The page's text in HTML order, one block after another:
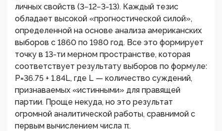
личных свойств (3−12−3-13). Каждый тезис
обладает высокой «прогностической силой»,
определенной на основе анализа американских
выборов с 1860 по 1980 год. Все это формирует
точку в 13-ти мерном пространстве, которая
соответствует результату выборов по формуле:
P=36.75 + 1.84L, где L — количество суждений,
признаваемых «истинными» для правящей
партии. Проще некуда, но это результат
огромной аналитической работы, сравнимой с
первым вычислением числа π.